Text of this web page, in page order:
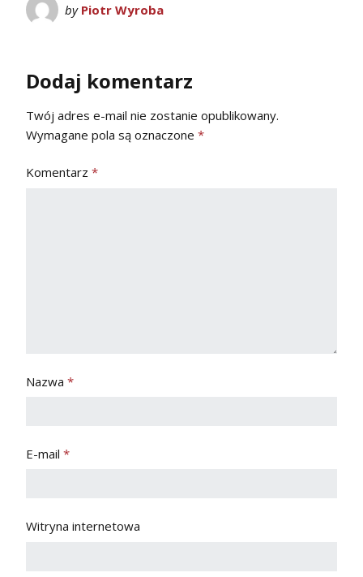
by Piotr Wyroba
Dodaj komentarz
Twój adres e-mail nie zostanie opublikowany.
Wymagane pola są oznaczone *
Komentarz *
Nazwa *
E-mail *
Witryna internetowa